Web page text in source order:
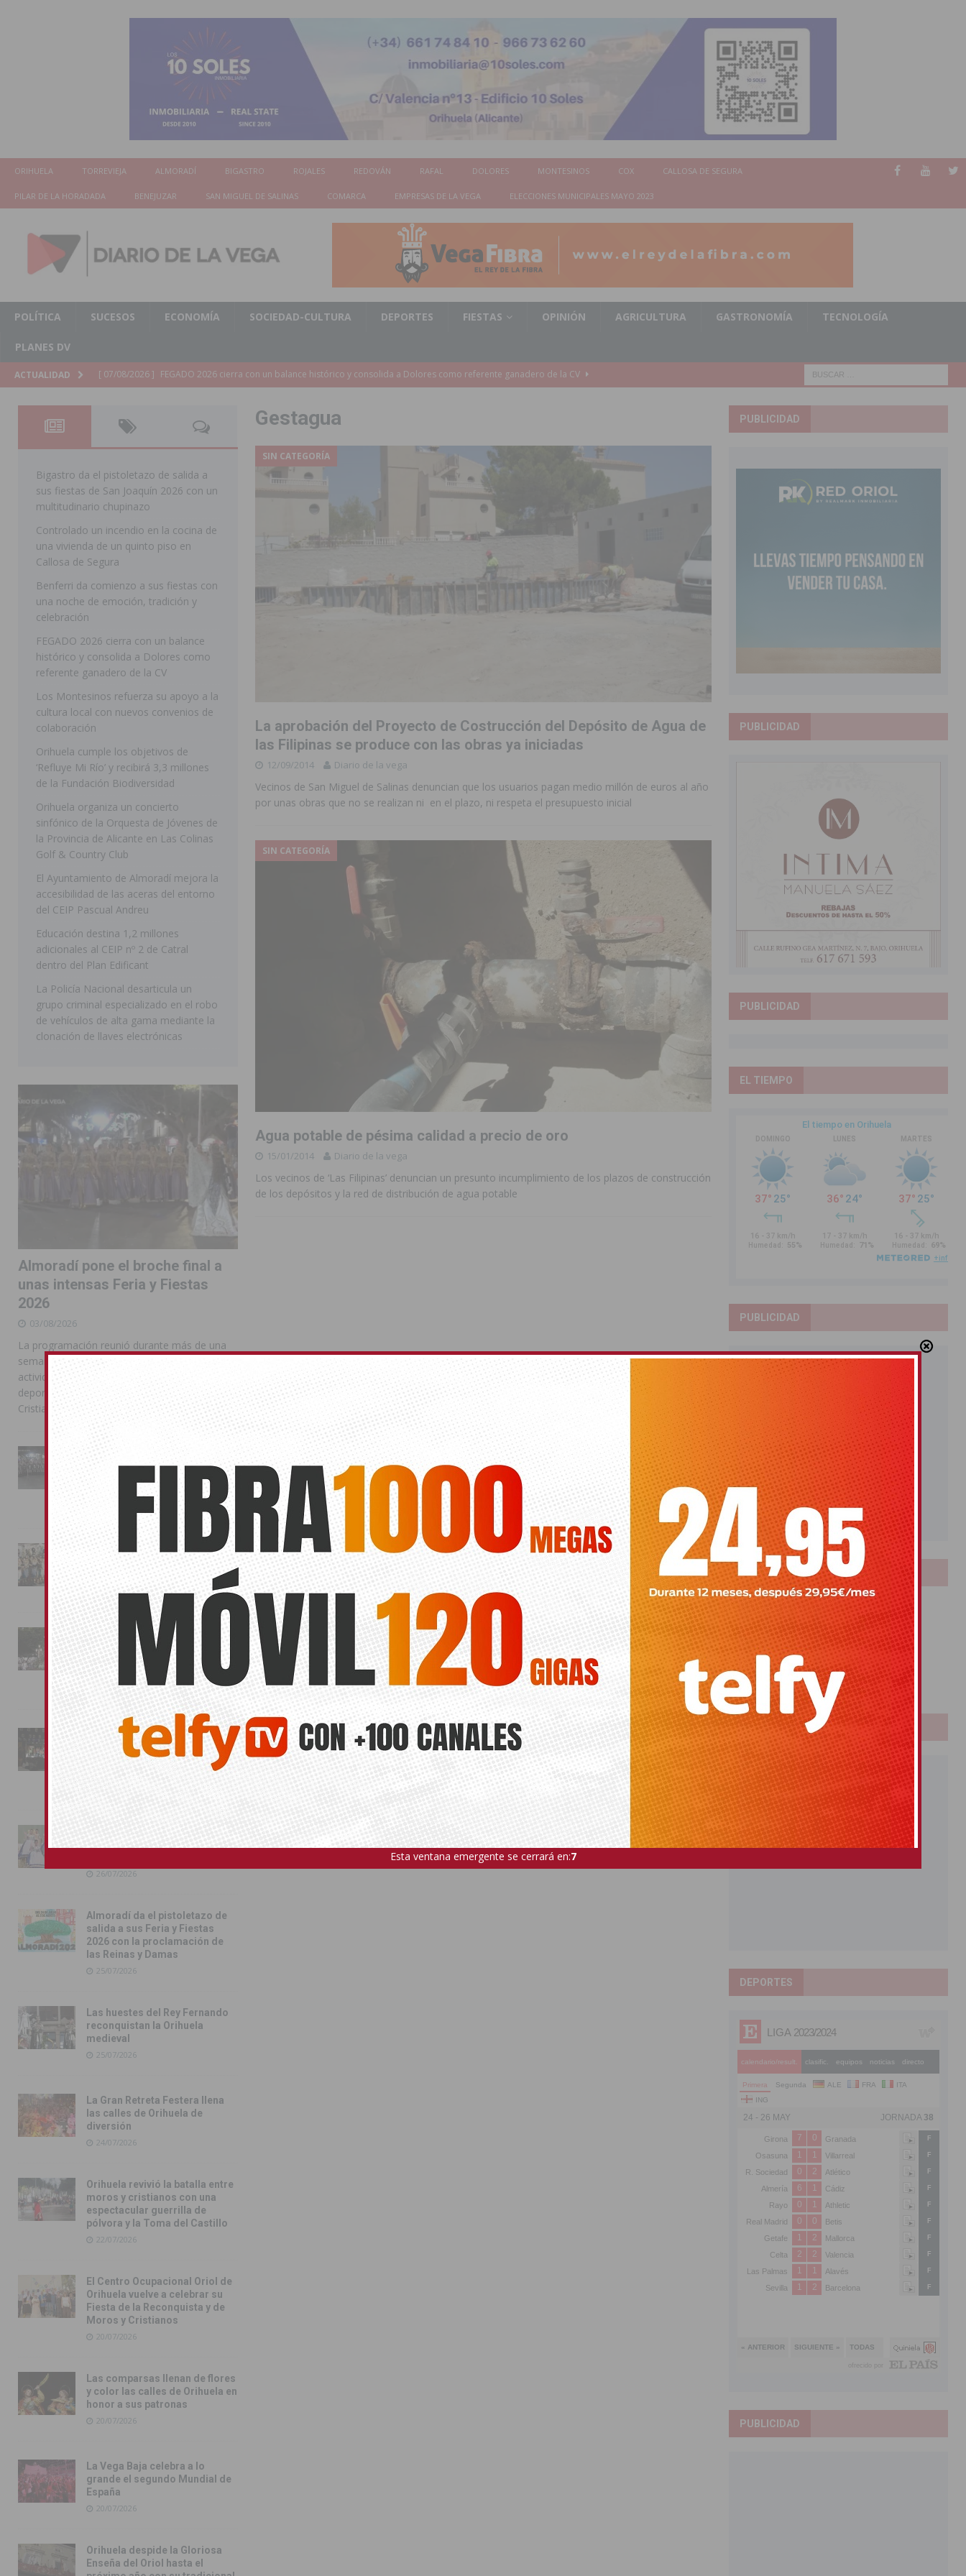
ORIHUELA TORREVIEJA ALMORADÍ BIGASTRO ROJALES REDOVÁN RAFAL DOLORES MONTESINOS COX CALLOSA DE SEGURA
PILAR DE LA HORADADA BENEJUZAR SAN MIGUEL DE SALINAS COMARCA EMPRESAS DE LA VEGA ELECCIONES MUNICIPALES MAYO 2023
POLÍTICA SUCESOS ECONOMÍA SOCIEDAD-CULTURA DEPORTES FIESTAS OPINIÓN AGRICULTURA GASTRONOMÍA TECNOLOGÍA
PLANES DV
ACTUALIDAD [ 07/08/2026 ] Los Montesinos refuerza su apoyo a la cultura local con nuevos convenios de colaboración
MONTESINOS
ORIHUELA
[ 07/08/2026 ] Orihuela organiza un concierto sinfónico de la Orquesta de Jóvenes de la Provincia de Alicante en Las Colinas
Golf & Country Club
ORIHUELA
[ 07/08/2026 ] El Ayuntamiento de Almoradí mejora la accesibilidad de las aceras del entorno del CEIP Pascual Andreu
[ 07/08/2026 ] Educación destina 1,2 millones adicionales al CEIP nº 2 de Catral dentro del Plan Edificant
[ 07/08/2026 ]
La Policía Nacional desarticula un grupo criminal especializado en el robo de vehículos de alta gama mediante la
Torrevieja impulsa el empleo con la contratación de 55 personas desempleadas a través de seis programas
TORREVIEJA
[ 07/08/2026 ] Raiguero de Bonanza alerta del riesgo de incendios e inundaciones por el estado de sus barrancos
ORIHUELA
[ 07/08/2026 ] La Generalitat impulsa el desdoblamiento de la CV-95, clave para Torrevieja
Benferri ya se prepara para dar comienzo a sus Fiestas 2026
COMARCA
[ 07/08/2026 ] Bigastro se viste de gala para la coronación de la Corte 2026
[ 09/08/2026 ] Bigastro da el pistoletazo de salida a sus fiestas de San Joaquín 2026 con un multitudinario chupinazo
BIGASTRO
[ 08/08/2026 ] Controlado un incendio en la cocina de una vivienda de un quinto piso en Callosa de Segura
CALLOSA DE
SEGURA
[ 08/08/2026 ]
Benferri da comienzo a sus fiestas con una noche de emoción, tradición y celebración
COMARCA
[ 07/08/2026 ]
FEGADO 2026 cierra con un balance histórico y consolida a Dolores como referente ganadero de la CV
DOLORES
Gestagua
SIN CATEGORÍA
La aprobación del Proyecto de Costrucción del Depósito de Agua de
las Filipinas se produce con las obras ya iniciadas
12/09/2014 Diario de la vega
Vecinos de San Miguel de Salinas denuncian que los usuarios pagan medio millón de euros al año
por unas obras que no se realizan ni en el plazo, ni respeta el presupuesto inicial
SIN CATEGORÍA
Agua potable de pésima calidad a precio de oro
15/01/2014 Diario de la vega
Los vecinos de ‘Las Filipinas’ denuncian un presunto incumplimiento de los plazos de construcción
de los depósitos y la red de distribución de agua potable
Bigastro da el pistoletazo de salida a
sus fiestas de San Joaquín 2026 con un
multitudinario chupinazo
Controlado un incendio en la cocina de
una vivienda de un quinto piso en
Callosa de Segura
Benferri da comienzo a sus fiestas con
una noche de emoción, tradición y
celebración
FEGADO 2026 cierra con un balance
histórico y consolida a Dolores como
referente ganadero de la CV
Los Montesinos refuerza su apoyo a la
cultura local con nuevos convenios de
colaboración
Orihuela cumple los objetivos de
‘Refluye Mi Río’ y recibirá 3,3 millones
de la Fundación Biodiversidad
Orihuela organiza un concierto
sinfónico de la Orquesta de Jóvenes de
la Provincia de Alicante en Las Colinas
Golf & Country Club
El Ayuntamiento de Almoradí mejora la
accesibilidad de las aceras del entorno
del CEIP Pascual Andreu
Educación destina 1,2 millones
adicionales al CEIP nº 2 de Catral
dentro del Plan Edificant
La Policía Nacional desarticula un
grupo criminal especializado en el robo
de vehículos de alta gama mediante la
clonación de llaves electrónicas
Almoradí pone el broche final a
unas intensas Feria y Fiestas
2026
03/08/2026
La programación reunió durante más de una
semana actos institucionales, conciertos,
actividades familiares, competiciones
deportivas y las celebraciones de Moros y
Cristianos
La Entrada Cristiana llena de
esplendor las calles de
Almoradí en una multitudinaria
La magia de la Entrada Mora
conquista las calles de
Almoradí
01/08/2026
La fiesta se adueña de
Almoradí con la presentación
de los cargos festeros y la
toma del castillo
31/07/2026
Pilar de la Horadada
conmemora con emoción el
40º aniversario de su
independencia como municipio
31/07/2026
Almoradí presume de raíces
con el desfile del Bando
26/07/2026
Almoradí da el pistoletazo de
salida a sus Feria y Fiestas
2026 con la proclamación de
las Reinas y Damas
25/07/2026
Las huestes del Rey Fernando
reconquistan la Orihuela
medieval
25/07/2026
La Gran Retreta Festera llena
las calles de Orihuela de
diversión
24/07/2026
Orihuela revivió la batalla entre
moros y cristianos con una
espectacular guerrilla de
pólvora y la Toma del Castillo
22/07/2026
El Centro Ocupacional Oriol de
Orihuela vuelve a celebrar su
Fiesta de la Reconquista y de
Moros y Cristianos
20/07/2026
Las comparsas llenan de flores
y color las calles de Orihuela en
honor a sus patronas
20/07/2026
La Vega Baja celebra a lo
grande el segundo Mundial de
España
20/07/2026
Orihuela despide la Gloriosa
Enseña del Oriol hasta el
PUBLICIDAD
PUBLICIDAD
PUBLICIDAD
EL TIEMPO
PUBLICIDAD
LOTERIAS
Bonoloto
Primitiva
El Gordo
Euromillones
Loteria
Once
PUBLICIDAD
DEPORTES
PUBLICIDAD
Esta ventana emergente se cerrará en:5